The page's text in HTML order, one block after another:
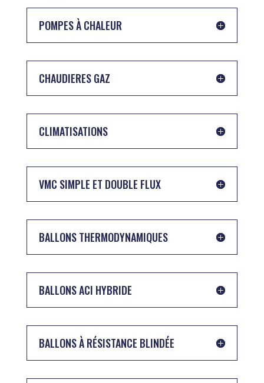
POMPES À CHALEUR
CHAUDIERES GAZ
CLIMATISATIONS
VMC SIMPLE ET DOUBLE FLUX
BALLONS THERMODYNAMIQUES
BALLONS ACI HYBRIDE
BALLONS À RÉSISTANCE BLINDÉE